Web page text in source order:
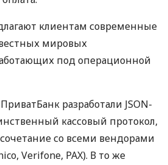
клиентам современные
мировых
под операционной
разработали JSON-
кассовый протокол,
со всеми вендорами
Verifone, PAX). В то же